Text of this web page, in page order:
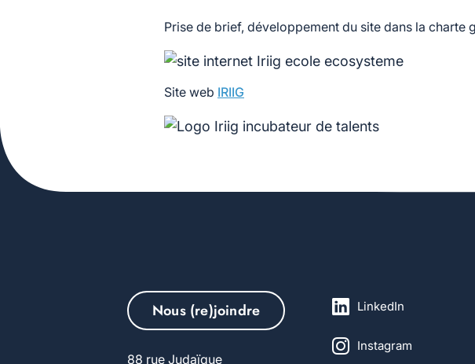
Prise de brief, développement du site dans la charte
Site web IRIIG
Nous (re)joindre
88 rue Judaïque
LinkedIn
Instagram